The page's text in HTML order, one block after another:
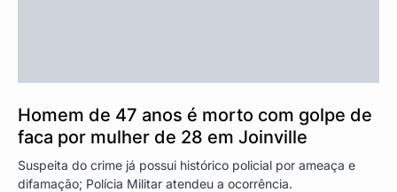
Homem de 47 anos é morto com golpe de
faca por mulher de 28 em Joinville
Suspeita do crime já possui histórico policial por ameaça e
difamação; Polícia Militar atendeu a ocorrência.